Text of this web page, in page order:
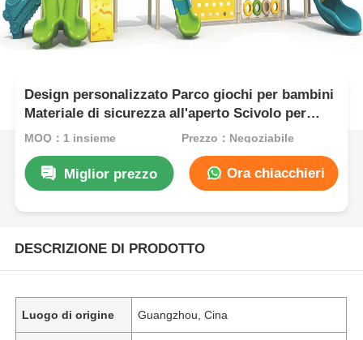
Design personalizzato Parco giochi per bambini
Materiale di sicurezza all'aperto Scivolo per
bambini gioiosi con set da arrampicata Zona di
MOQ：1 insieme Prezzo：Negoziabile
Miglior prezzo Ora chiacchieri
DESCRIZIONE DI PRODOTTO
Luogo di origine Guangzhou, Cina